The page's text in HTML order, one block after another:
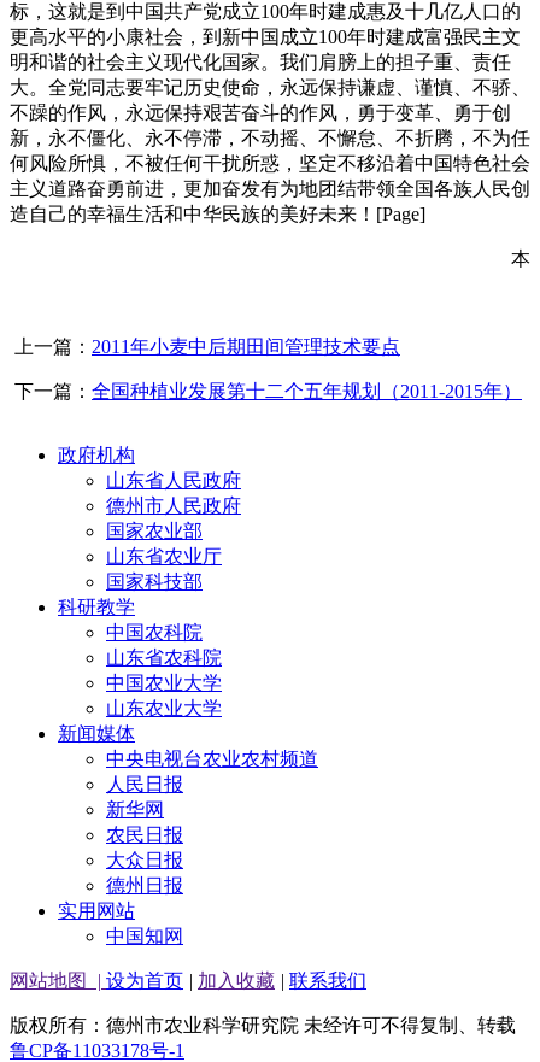
标，这就是到中国共产党成立100年时建成惠及十几亿人口的
更高水平的小康社会，到新中国成立100年时建成富强民主文
明和谐的社会主义现代化国家。我们肩膀上的担子重、责任
大。全党同志要牢记历史使命，永远保持谦虚、谨慎、不骄、
不躁的作风，永远保持艰苦奋斗的作风，勇于变革、勇于创
新，永不僵化、永不停滞，不动摇、不懈怠、不折腾，不为任
何风险所惧，不被任何干扰所惑，坚定不移沿着中国特色社会
主义道路奋勇前进，更加奋发有为地团结带领全国各族人民创
造自己的幸福生活和中华民族的美好未来！[Page]
本
上一篇： 2011年小麦中后期田间管理技术要点
下一篇： 全国种植业发展第十二个五年规划（2011-2015年）
政府机构
山东省人民政府
德州市人民政府
国家农业部
山东省农业厅
国家科技部
科研教学
中国农科院
山东省农科院
中国农业大学
山东农业大学
新闻媒体
中央电视台农业农村频道
人民日报
新华网
农民日报
大众日报
德州日报
实用网站
中国知网
网站地图 | 设为首页 | 加入收藏 | 联系我们
版权所有：德州市农业科学研究院 未经许可不得复制、转载
鲁CP备11033178号-1